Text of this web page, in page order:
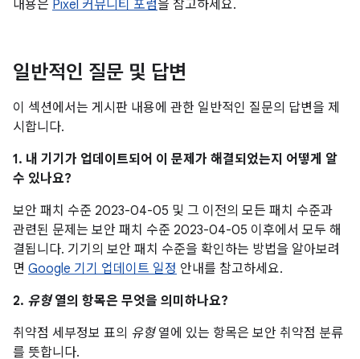
내용은 Pixel 커뮤니티 포럼을 참고하세요.
일반적인 질문 및 답변
이 섹션에서는 게시판 내용에 관한 일반적인 질문의 답변을 제
시합니다.
1. 내 기기가 업데이트되어 이 문제가 해결되었는지 어떻게 알
수 있나요?
보안 패치 수준 2023-04-05 및 그 이전의 모든 패치 수준과
관련된 문제는 보안 패치 수준 2023-04-05 이후에서 모두 해
결됩니다. 기기의 보안 패치 수준을 확인하는 방법을 알아보려
면 Google 기기 업데이트 일정 안내를 참고하세요.
2. 유형열의 항목은 무엇을 의미하나요?
취약점 세부정보 표의 유형열에 있는 항목은 보안 취약점 분류
를 뜻합니다.